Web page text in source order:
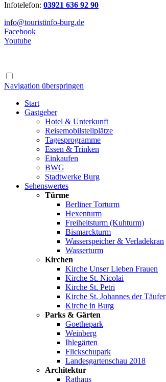
Infotelefon: 03921 636 92 90
info@touristinfo-burg.de
Facebook
Youtube
Navigation überspringen
Start
Gastgeber
Hotel & Unterkunft
Reisemobilstellplätze
Tagesprogramme
Essen & Trinken
Einkaufen
BWG
Stadtwerke Burg
Sehenswertes
Türme
Berliner Torturm
Hexenturm
Freiheitsturm (Kuhturm)
Bismarckturm
Wasserspeicher & Verladekran
Wasserturm
Kirchen
Kirche Unser Lieben Frauen
Kirche St. Nicolai
Kirche St. Petri
Kirche St. Johannes der Täufer
Kirche in Burg
Parks & Gärten
Goethepark
Weinberg
Ihlegärten
Flickschupark
Landesgartenschau 2018
Architektur
Rathaus